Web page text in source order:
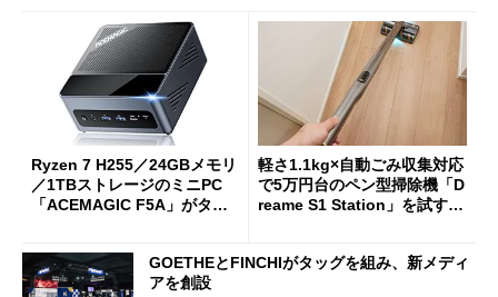
Ryzen 7 H255／24GBメモリ
／1TBストレージのミニPC
「ACEMAGIC F5A」がタイ
軽さ1.1kg×自動ごみ収集対応
で5万円台のペン型掃除機「D
reame S1 Station」を試す
GOETHEとFINCHIがタッグを組み、新メディ
アを創設